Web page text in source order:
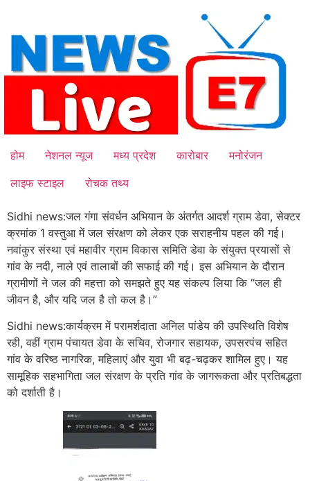
content
होम नेशनल न्यूज मध्य प्रदेश कारोबार
मनोरंजन
लाइफ स्टाइल
रोचक तथ्य
Sidhi news:जल गंगा संवर्धन अभियान के अंतर्गत आदर्श ग्राम डेवा, सेक्टर
क्रमांक 1 वस्तुआ में जल संरक्षण को लेकर एक सराहनीय पहल की गई।
नवांकुर संस्था एवं महावीर ग्राम विकास समिति डेवा के संयुक्त प्रयासों से
गांव के नदी, नाले एवं तालाबों की सफाई की गई। इस अभियान के दौरान
ग्रामीणों ने जल की महत्ता को समझते हुए यह संकल्प लिया कि “जल ही
जीवन है, और यदि जल है तो कल है।”
Sidhi news:कार्यक्रम में परामर्शदाता अनिल पांडेय की उपस्थिति विशेष
रही, वहीं ग्राम पंचायत डेवा के सचिव, रोजगार सहायक, उपसरपंच सहित
गांव के वरिष्ठ नागरिक, महिलाएं और युवा भी बढ़-चढ़कर शामिल हुए। यह
सामूहिक सहभागिता जल संरक्षण के प्रति गांव के जागरूकता और प्रतिबद्धता
को दर्शाती है।